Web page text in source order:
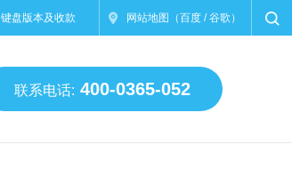
网站地图 （百度 /谷歌 ）
键盘版本及收款
联系电话: 400-0365-052